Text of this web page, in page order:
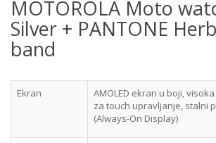
MOTOROLA Moto
Silver + PANTONE
band
Ekran
AMOLED ekran u boji,
za touch upravljanje, stalni
(Always-On Display)